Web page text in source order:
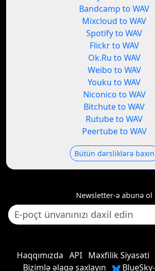
Bandcamp to WAV
Mixcloud to WAV
Spotify to WAV
Flickr to WAV
Ok.Ru to WAV
Weibo to WAV
Youku to WAV
Niconico to WAV
Bitchute to WAV
Rutube to WAV
Peertube to WAV
Bütün dərsliklərə baxın
Newsletter-ə abunə ol
Haqqımızda API Məxfilik Siyasəti
Bizimlə əlaqə saxlayın